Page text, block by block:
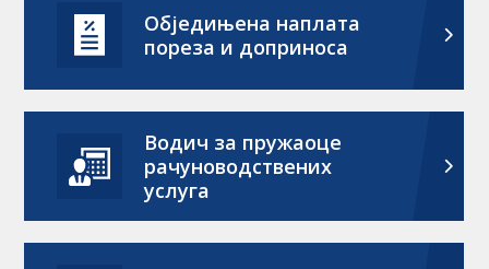
Обједињена наплата
пореза и доприноса
Водич за пружаоце
рачуноводствених
услуга